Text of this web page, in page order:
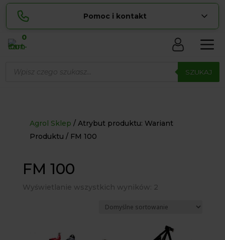
Pomoc i kontakt
Lucyna
pokaż numer
zamowienia@ ...
biuro@ ...
Biuro obsługi klienta czynne Pn-Sb: 8:00 – 20:00
0
produktów SZUKAJ
Agrol Sklep
Atrybut produktu: Wariant
Produktu
FM 100
FM 100
Wyświetlanie wszystkich wyników: 2